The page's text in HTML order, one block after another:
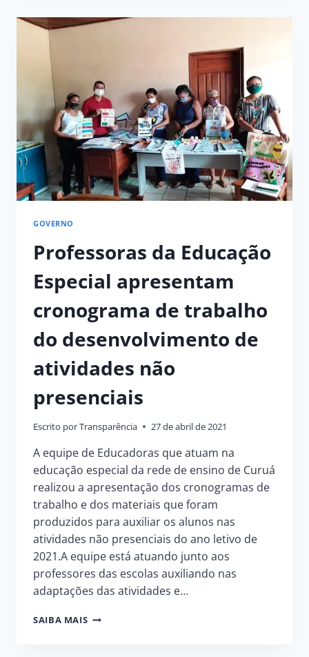
SEGUNDA
IDOSOS
DE
60
A
64
ANOS
E
ACIMA
DE
GOVERNO
Professoras da Educação
Especial apresentam
cronograma de trabalho
do desenvolvimento de
atividades não
presenciais
Escrito porTransparência 27 de abril de 2021
A equipe de Educadoras que atuam na
educação especial da rede de ensino de Curuá
realizou a apresentação dos cronogramas de
trabalho e dos materiais que foram
produzidos para auxiliar os alunos nas
atividades não presenciais do ano letivo de
2021.A equipe está atuando junto aos
professores das escolas auxiliando nas
adaptações das atividades e…
SAIBA MAISPROFESSORAS